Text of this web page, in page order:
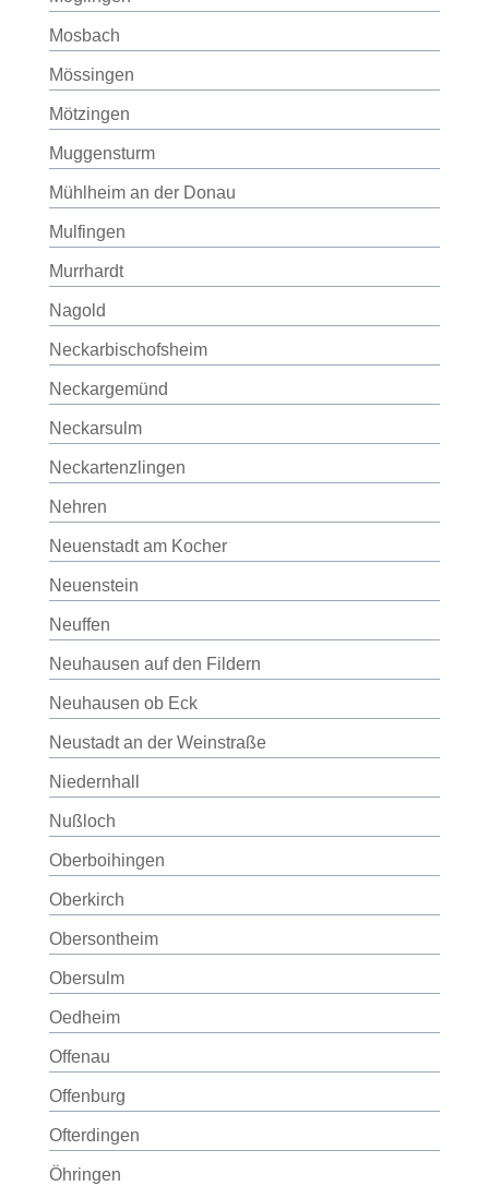
Mosbach
Mössingen
Mötzingen
Muggensturm
Mühlheim an der Donau
Mulfingen
Murrhardt
Nagold
Neckarbischofsheim
Neckargemünd
Neckarsulm
Neckartenzlingen
Nehren
Neuenstadt am Kocher
Neuenstein
Neuffen
Neuhausen auf den Fildern
Neuhausen ob Eck
Neustadt an der Weinstraße
Niedernhall
Nußloch
Oberboihingen
Oberkirch
Obersontheim
Obersulm
Oedheim
Offenau
Offenburg
Ofterdingen
Öhringen